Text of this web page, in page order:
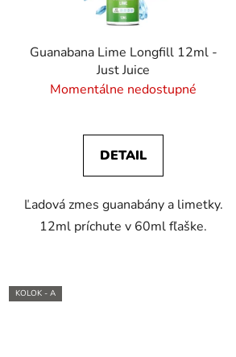
Guanabana Lime Longfill 12ml -
Just Juice
Momentálne nedostupné
DETAIL
Ľadová zmes guanabány a limetky.
12ml príchute v 60ml fľaške.
KOLOK - A